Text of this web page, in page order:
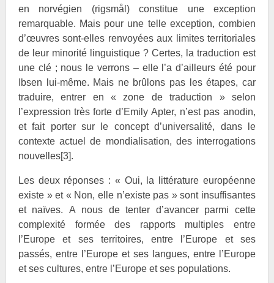
en norvégien (rigsmål) constitue une exception
remarquable. Mais pour une telle exception, combien
d’œuvres sont-elles renvoyées aux limites territoriales
de leur minorité linguistique ? Certes, la traduction est
une clé ; nous le verrons – elle l’a d’ailleurs été pour
Ibsen lui-même. Mais ne brûlons pas les étapes, car
traduire, entrer en « zone de traduction » selon
l’expression très forte d’Emily Apter, n’est pas anodin,
et fait porter sur le concept d’universalité, dans le
contexte actuel de mondialisation, des interrogations
nouvelles[3].
Les deux réponses : « Oui, la littérature européenne
existe » et « Non, elle n’existe pas » sont insuffisantes
et naïves. A nous de tenter d’avancer parmi cette
complexité formée des rapports multiples entre
l’Europe et ses territoires, entre l’Europe et ses
passés, entre l’Europe et ses langues, entre l’Europe
et ses cultures, entre l’Europe et ses populations.